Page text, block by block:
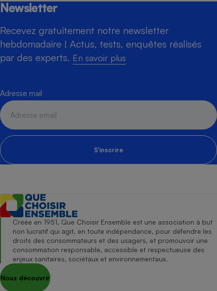
Newsletter
Recevez gratuitement notre newsletter
hebdomadaire ! Actus, tests, enquêtes réalisés
par des experts. En savoir plus
Adresse mail
S'inscrire
Créée en 1951, Que Choisir Ensemble est une association à but
non lucratif qui agit, en toute indépendance, pour défendre les
droits des consommateurs et des usagers, et promouvoir une
consommation responsable, accessible et respectueuse des
enjeux sanitaires, sociétaux et environnementaux.
Nous découvrir